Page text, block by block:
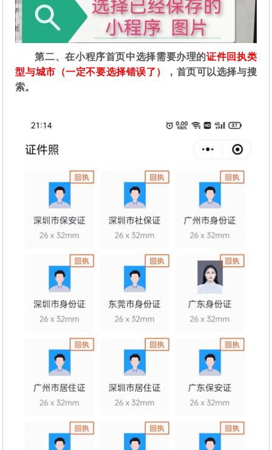
第二、在小程序首页中选择需要办理的证件回执类
型与城市（一定不要选择错误了）
，首页可以选择与搜
索。